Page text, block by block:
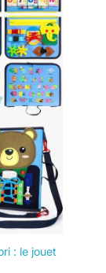
: le jouet